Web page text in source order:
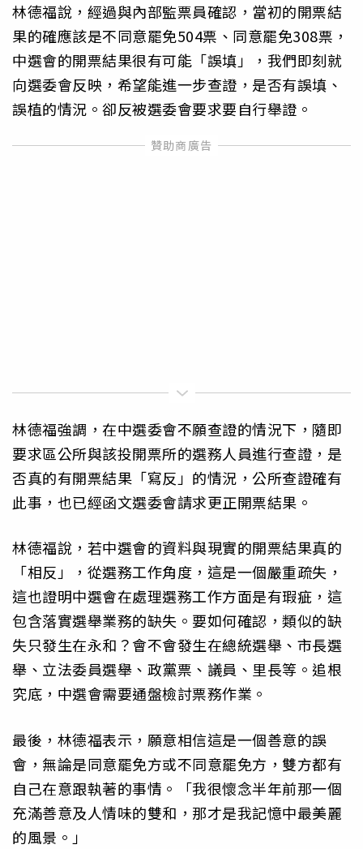
林德福說，經過與內部監票員確認，當初的開票結
果的確應該是不同意罷免504票、同意罷免308票，
中選會的開票結果很有可能「誤填」，我們即刻就
向選委會反映，希望能進一步查證，是否有誤填、
誤植的情況。卻反被選委會要求要自行舉證。
林德福強調，在中選委會不願查證的情況下，隨即
要求區公所與該投開票所的選務人員進行查證，是
否真的有開票結果「寫反」的情況，公所查證確有
此事，也已經函文選委會請求更正開票結果。
林德福說，若中選會的資料與現實的開票結果真的
「相反」，從選務工作角度，這是一個嚴重疏失，
這也證明中選會在處理選務工作方面是有瑕疵，這
包含落實選舉業務的缺失。要如何確認，類似的缺
失只發生在永和？會不會發生在總統選舉、市長選
舉、立法委員選舉、政黨票、議員、里長等。追根
究底，中選會需要通盤檢討票務作業。
最後，林德福表示，願意相信這是一個善意的誤
會，無論是同意罷免方或不同意罷免方，雙方都有
自己在意跟執著的事情。「我很懷念半年前那一個
充滿善意及人情味的雙和，那才是我記憶中最美麗
的風景。」